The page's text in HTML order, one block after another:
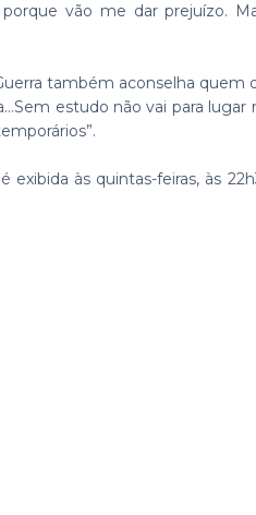
vão me dar prejuízo.
também aconselha quem
estudo não vai para lugar
exibida às quintas-feiras, às